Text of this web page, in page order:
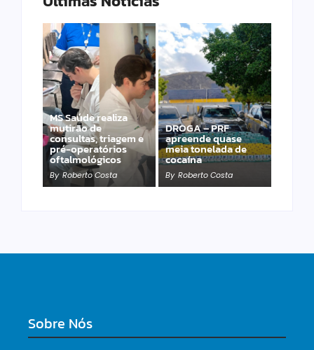
MS Saúde realiza
mutirão de
consultas, triagem e
pré-operatórios
oftalmológicos
By Roberto Costa
DROGA – PRF
apreende quase
meia tonelada de
cocaína
By Roberto Costa
PRF apreende 20
pistolas e 40
carregadores na BR-
060
By Roberto Costa
Sobre Nós